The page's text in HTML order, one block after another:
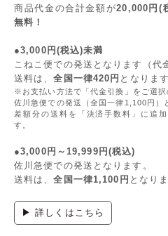
商品代金の合計金額が20,000円(
無料！
●3,000円(税込)未満
こねこ便での発送となります（代
送料は、全国一律420円 となります
※お支払い方法で「代金引換」をご選択
佐川急便での発送（全国一律1,100円）
差額分の送料を「決済手数料」に追加
す。
●3,000円～19,999円(税込)
佐川急便での発送となります。
送料は、全国一律1,100円 となりま
▶ 詳しくはこちら